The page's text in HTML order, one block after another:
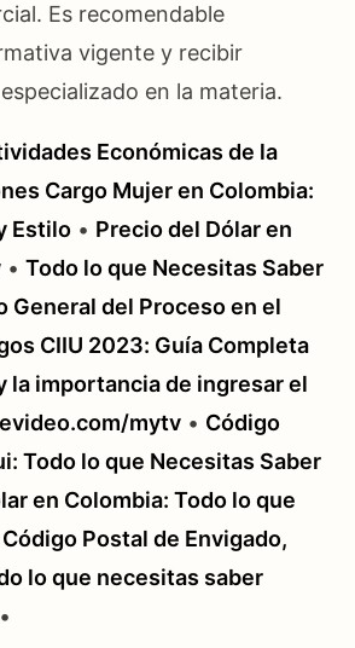
Es recomendable
vigente y recibir
en la materia.
Económicas de la
Cargo Mujer en Colombia:
Estilo • Precio del Dólar en
• Todo lo que Necesitas Saber
General del Proceso en el
CIIU 2023: Guía Completa
la importancia de ingresar el
mytv • Código
Todo lo que Necesitas Saber
en Colombia: Todo lo que
Código Postal de Envigado,
lo que necesitas saber
•